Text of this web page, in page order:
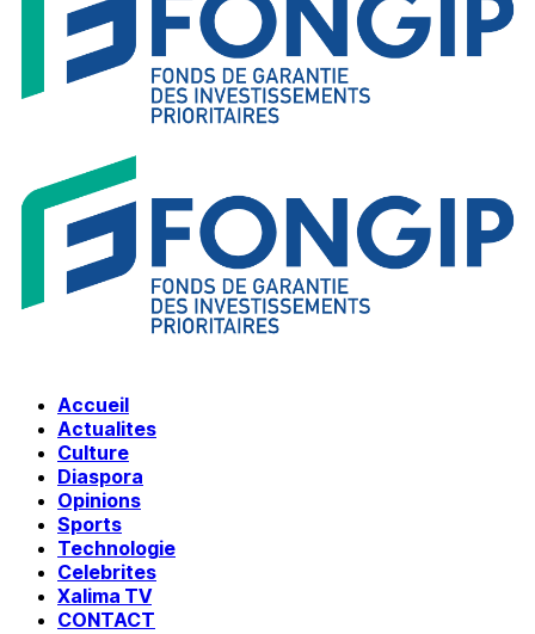
Accueil
Actualites
Culture
Diaspora
Opinions
Sports
Technologie
Celebrites
Xalima TV
CONTACT